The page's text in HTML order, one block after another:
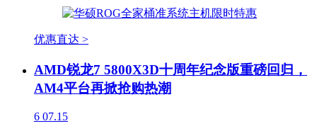
优惠直达 >
AMD锐龙7 5800X3D十周年纪念版重磅回归，
AM4平台再掀抢购热潮
6 07.15